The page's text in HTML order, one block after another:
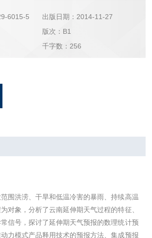
6015-5
出版日期：2014-11-27
版次：B1
千字数：256
围洪涝、干旱和低温冷害的暴雨、持续高温
对象，分析了云南延伸期天气过程的特征、
信号，探讨了延伸期天气预报的数理统计预
力模式产品释用技术的预报方法、集成预报